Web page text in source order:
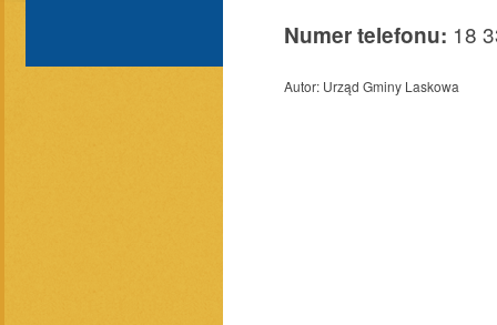
Numer telefonu: 18
Autor: Urząd Gminy Laskowa